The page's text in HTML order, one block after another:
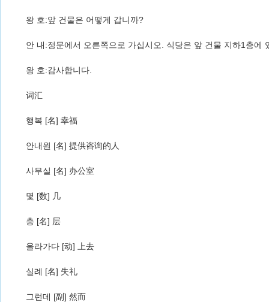
왕 호:앞 건물은 어떻게 갑니까?
안 내:정문에서 오른쪽으로 가십시오. 식당은 앞 건물 지하1층에
왕 호:감사합니다.
词汇
행복 [名] 幸福
안내원 [名] 提供咨询的人
사무실 [名] 办公室
몇 [数] 几
층 [名] 层
올라가다 [动] 上去
실례 [名] 失礼
그런데 [副] 然而